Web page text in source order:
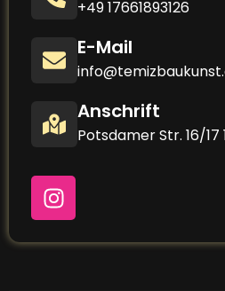
+49 17661893126
E-Mail
Anschrift
Potsdamer Str. 16/